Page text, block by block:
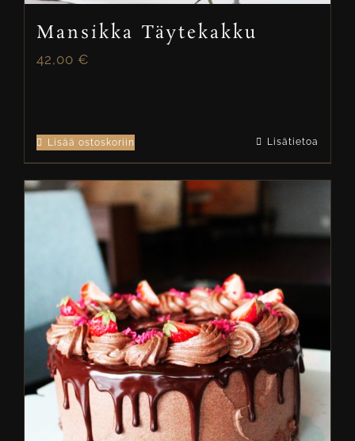
Mansikka Täytekakku
42,00 €
Lisää ostoskoriin Lisätietoa